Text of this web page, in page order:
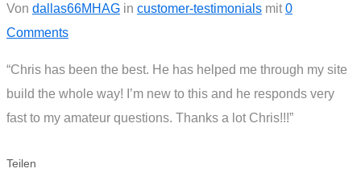
Von dallas66MHAG in customer-testimonials mit 0
Comments
“Chris has been the best. He has helped me through my site
build the whole way! I’m new to this and he responds very
fast to my amateur questions. Thanks a lot Chris!!!”
Teilen